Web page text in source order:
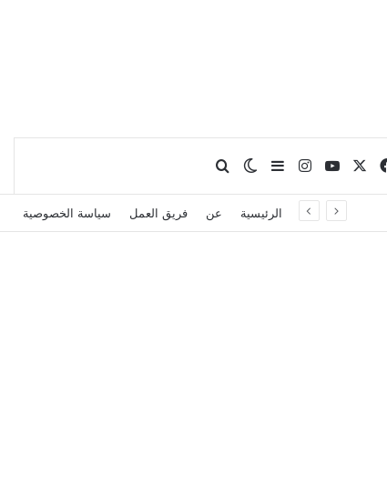
فيسبوك يوتيوبانستقرامإضافة عمود جانبي
الوضع المظلم
بحث عن
الرئيسية عن فريق العمل سياسة الخصوصية